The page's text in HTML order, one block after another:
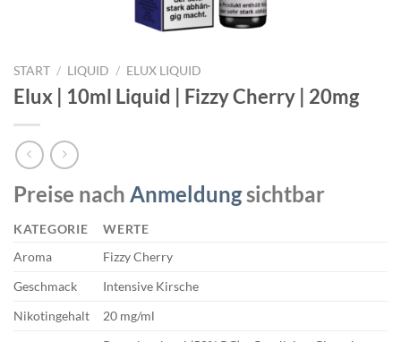
START / LIQUID / ELUX LIQUID
Elux | 10ml Liquid | Fizzy Cherry | 20mg
Preise nach Anmeldungsichtbar
KATEGORIE
WERTE
Aroma
Fizzy Cherry
Geschmack
Intensive Kirsche
Nikotingehalt
20 mg/ml